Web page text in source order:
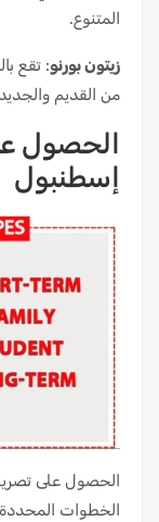
المتنوع.
زيتون بورنو: تقع
من القديم
الحصول
إسطنبول
الحصول على
الخطوات